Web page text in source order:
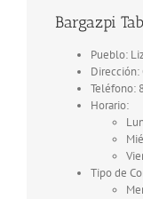
Bargazpi
Pueblo:
Dirección:
Teléfono:
Horario:
Tipo de